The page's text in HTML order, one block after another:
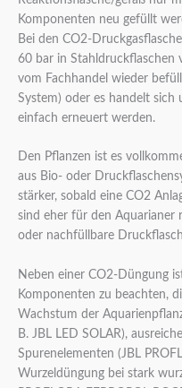
Komponenten neu gefüllt
Bei den CO2-
60 bar in Stahldruckflaschen
vom Fachhandel wieder
System) oder es handelt sich
einfach erneuert werden.
Den Pflanzen ist es
aus Bio- oder
stärker, sobald eine CO2
sind eher für den Aquarianer
oder nachfüllbare
Neben einer CO2-Düngung
Komponenten zu beachten,
Wachstum der
B. JBL LED SOLAR),
Spurenelementen (JBL
Wurzeldüngung bei stark